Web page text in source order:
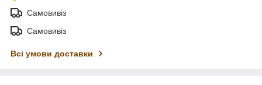
Самовивіз
Самовивіз
Всі умови доставки